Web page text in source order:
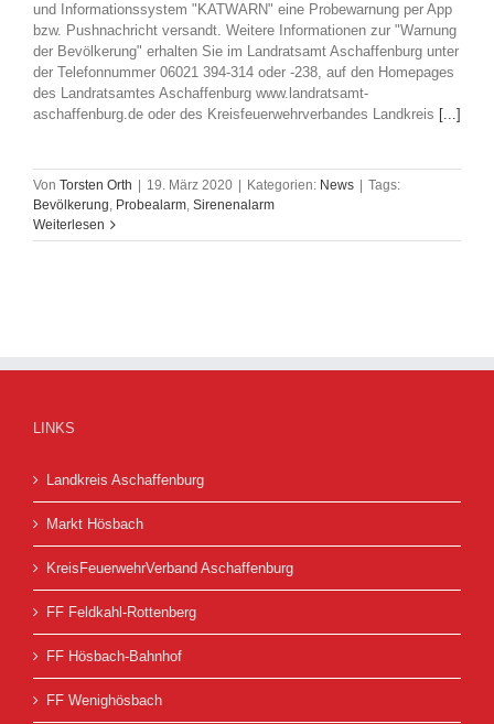
und Informationssystem "KATWARN" eine Probewarnung per App
bzw. Pushnachricht versandt. Weitere Informationen zur "Warnung
der Bevölkerung" erhalten Sie im Landratsamt Aschaffenburg unter
der Telefonnummer 06021 394-314 oder -238, auf den Homepages
des Landratsamtes Aschaffenburg www.landratsamt-
aschaffenburg.de oder des Kreisfeuerwehrverbandes Landkreis [...]
Von Torsten Orth | 19. März 2020 | Kategorien: News | Tags:
Bevölkerung Probealarm Sirenenalarm
Weiterlesen
LINKS
Landkreis Aschaffenburg
Markt Hösbach
KreisFeuerwehrVerband Aschaffenburg
FF Feldkahl-Rottenberg
FF Hösbach-Bahnhof
FF Wenighösbach